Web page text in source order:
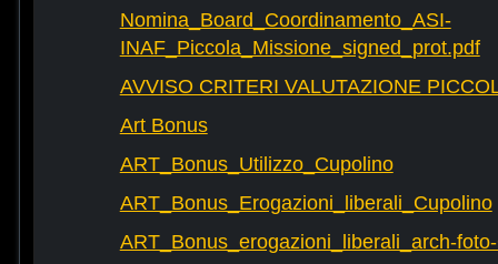
Nomina_Board_Coordinamento_ASI-
INAF_Piccola_Missione_signed_prot.pdf
AVVISO CRITERI VALUTAZIONE
Art Bonus
ART_Bonus_Utilizzo_Cupolino
ART_Bonus_Erogazioni_liberali_Cupolino
ART_Bonus_erogazioni_liberali_arch-